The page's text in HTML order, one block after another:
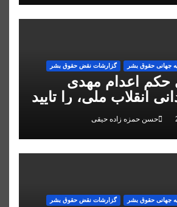
جهانی حقوق بشر گزارشات نقض حقوق بشر
حکم اعدام مهدی
انقلاب ملی، را تایید
حسن حمزه زاده حیقی
جهانی حقوق بشر گزارشات نقض حقوق بشر